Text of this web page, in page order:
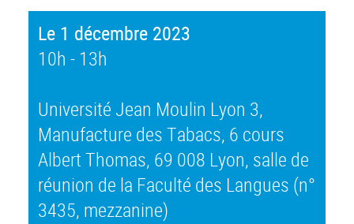
Le 1 décembre 2023
10h - 13h
Université Jean Moulin Lyon 3,
Manufacture des Tabacs, 6 cours
Albert Thomas, 69 008 Lyon, salle de
réunion de la Faculté des Langues (n°
3435, mezzanine)